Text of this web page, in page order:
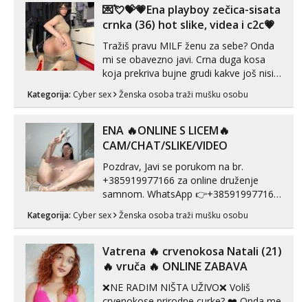
autentičnosti možeš me vidjeti na
videopozivu. 😉 S vama sam vec 5 ...
💌💘💝💗Ena playboy zečica-sisata
crnka (36) hot slike, videa i c2c💗
Tražiš pravu MILF ženu za sebe? Onda
mi se obavezno javi. Crna duga kosa
koja prekriva bujne grudi kakve još nisi
vidio, čista ŠESTICA! A usne? O usnama
bolje da ni ne pričam. Prave pune usne
vjeruj mi, takve još nisi vidio. Uvijek sam
spremna za ONLOINE zabavu...
Kategorija: Cyber sex Ženska osoba traži mušku osobu
ENA 🔥ONLINE S LICEM🔥
CAM/CHAT/SLIKE/VIDEO
Pozdrav, Javi se porukom na br.
+385919977166 za online druženje
samnom. WhatsApp 👉+385919977166
Telegram 👉@enafriedrichkis Radim
videopozive s licem, solo i s partnerom,
kombinacije halteri, haljine, štikle,
samostojeće itd. Nudim svakakva videa
Kategorija: Cyber sex Ženska osoba traži mušku osobu
Vatrena ‎️‍🔥 crvenokosa Natali (21)
‎️‍🔥 vruča‎ ️‍🔥 ONLINE ZABAVA
❌NE RADIM NIŠTA UŽIVO❌ Voliš